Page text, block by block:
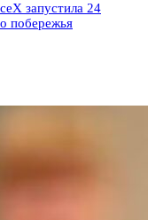
запустила 24
побережья